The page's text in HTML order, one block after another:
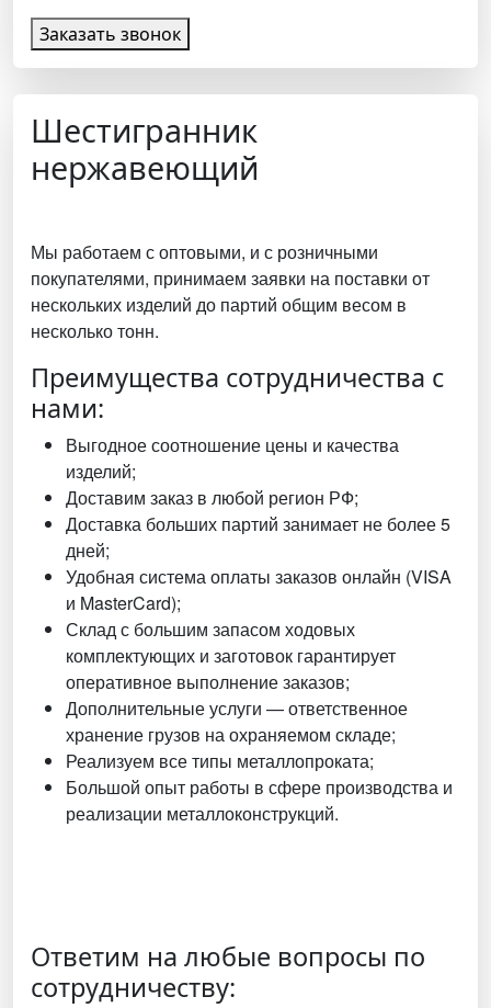
Заказать звонок
Шестигранник
нержавеющий
Мы работаем с оптовыми, и с розничными
покупателями, принимаем заявки на поставки от
нескольких изделий до партий общим весом в
несколько тонн.
Преимущества сотрудничества с
нами:
Выгодное соотношение цены и качества
изделий;
Доставим заказ в любой регион РФ;
Доставка больших партий занимает не более 5
дней;
Удобная система оплаты заказов онлайн (VISA
и MasterCard);
Склад с большим запасом ходовых
комплектующих и заготовок гарантирует
оперативное выполнение заказов;
Дополнительные услуги — ответственное
хранение грузов на охраняемом складе;
Реализуем все типы металлопроката;
Большой опыт работы в сфере производства и
реализации металлоконструкций.
Ответим на любые вопросы по
сотрудничеству: